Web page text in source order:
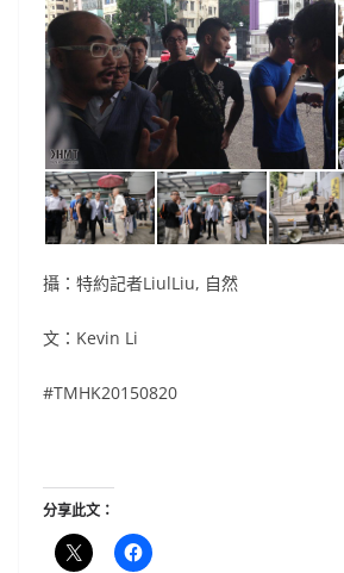
攝：特約記者LiulLiu, 自然
文：Kevin Li
#TMHK20150820
分享此文：